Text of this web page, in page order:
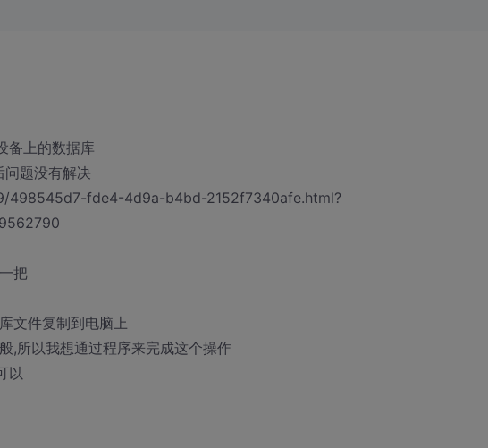
备上的数据库
问题没有解决
fde4-4d9a-b4bd-2152f7340afe.html?
把
文件复制到电脑上
,所以我想通过程序来完成这个操作
以